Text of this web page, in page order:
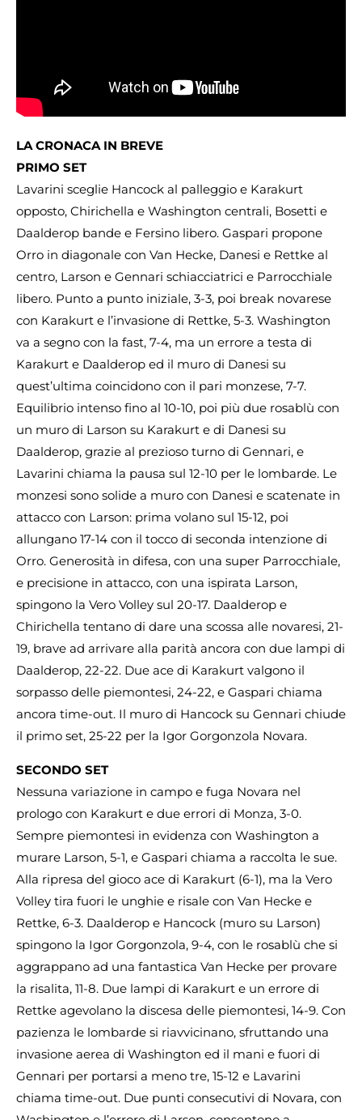
LA CRONACA IN BREVE
PRIMO SET
Lavarini sceglie Hancock al palleggio e Karakurt
opposto, Chirichella e Washington centrali, Bosetti e
Daalderop bande e Fersino libero. Gaspari propone
Orro in diagonale con Van Hecke, Danesi e Rettke al
centro, Larson e Gennari schiacciatrici e Parrocchiale
libero. Punto a punto iniziale, 3-3, poi break novarese
con Karakurt e l’invasione di Rettke, 5-3. Washington
va a segno con la fast, 7-4, ma un errore a testa di
Karakurt e Daalderop ed il muro di Danesi su
quest’ultima coincidono con il pari monzese, 7-7.
Equilibrio intenso fino al 10-10, poi più due rosablù con
un muro di Larson su Karakurt e di Danesi su
Daalderop, grazie al prezioso turno di Gennari, e
Lavarini chiama la pausa sul 12-10 per le lombarde. Le
monzesi sono solide a muro con Danesi e scatenate in
attacco con Larson: prima volano sul 15-12, poi
allungano 17-14 con il tocco di seconda intenzione di
Orro. Generosità in difesa, con una super Parrocchiale,
e precisione in attacco, con una ispirata Larson,
spingono la Vero Volley sul 20-17. Daalderop e
Chirichella tentano di dare una scossa alle novaresi, 21-
19, brave ad arrivare alla parità ancora con due lampi di
Daalderop, 22-22. Due ace di Karakurt valgono il
sorpasso delle piemontesi, 24-22, e Gaspari chiama
ancora time-out. Il muro di Hancock su Gennari chiude
il primo set, 25-22 per la Igor Gorgonzola Novara.
SECONDO SET
Nessuna variazione in campo e fuga Novara nel
prologo con Karakurt e due errori di Monza, 3-0.
Sempre piemontesi in evidenza con Washington a
murare Larson, 5-1, e Gaspari chiama a raccolta le sue.
Alla ripresa del gioco ace di Karakurt (6-1), ma la Vero
Volley tira fuori le unghie e risale con Van Hecke e
Rettke, 6-3. Daalderop e Hancock (muro su Larson)
spingono la Igor Gorgonzola, 9-4, con le rosablù che si
aggrappano ad una fantastica Van Hecke per provare
la risalita, 11-8. Due lampi di Karakurt e un errore di
Rettke agevolano la discesa delle piemontesi, 14-9. Con
pazienza le lombarde si riavvicinano, sfruttando una
invasione aerea di Washington ed il mani e fuori di
Gennari per portarsi a meno tre, 15-12 e Lavarini
chiama time-out. Due punti consecutivi di Novara, con